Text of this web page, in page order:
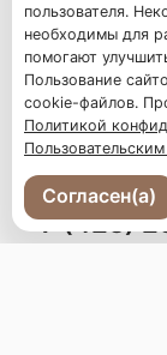
Новости
Доставка и
О нас
Оставить отзыв
Ваш праздник
+7 (423)
пользователя.
необходимы для
помогают
Пользование
cookie-файлов.
Политикой
Согласен(а)